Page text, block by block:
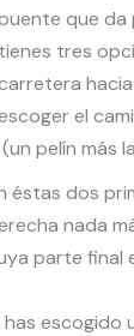
que da
tienes tres
el
(un pelín más
éstas dos
nada
parte final
has escogido